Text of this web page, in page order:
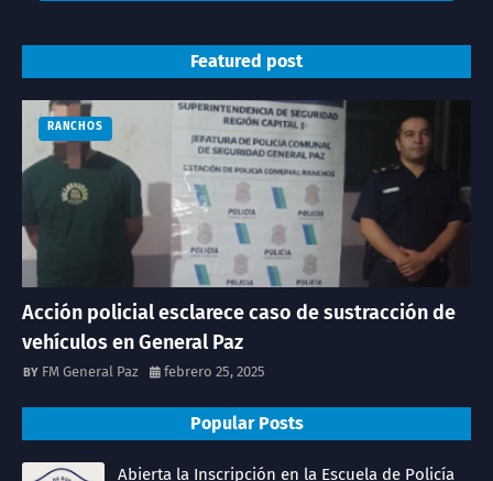
Featured post
RANCHOS
Acción policial esclarece caso de sustracción de
vehículos en General Paz
FM General Paz febrero 25, 2025
Popular Posts
Abierta la Inscripción en la Escuela de Policía